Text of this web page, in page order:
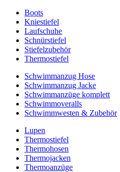
Boots
Kniestiefel
Laufschuhe
Schnürstiefel
Stiefelzubehör
Thermostiefel
Schwimmanzug Hose
Schwimmanzug Jacke
Schwimmanzüge komplett
Schwimmoveralls
Schwimmwesten & Zubehör
Lupen
Thermostiefel
Thermohosen
Thermojacken
Thermoanzüge